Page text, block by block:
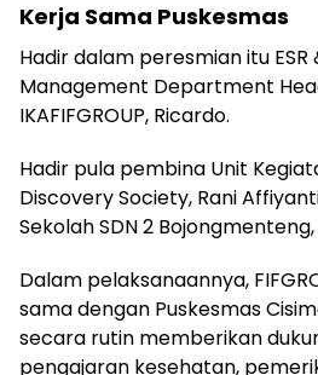
Kerja Sama Puskesmas
Hadir dalam peresmian itu
Management Department
IKAFIFGROUP, Ricardo.
Hadir pula pembina Unit
Discovery Society, Rani
Sekolah SDN 2
Dalam pelaksanaannya,
sama dengan Puskesmas
secara rutin memberikan
pengajaran kesehatan,